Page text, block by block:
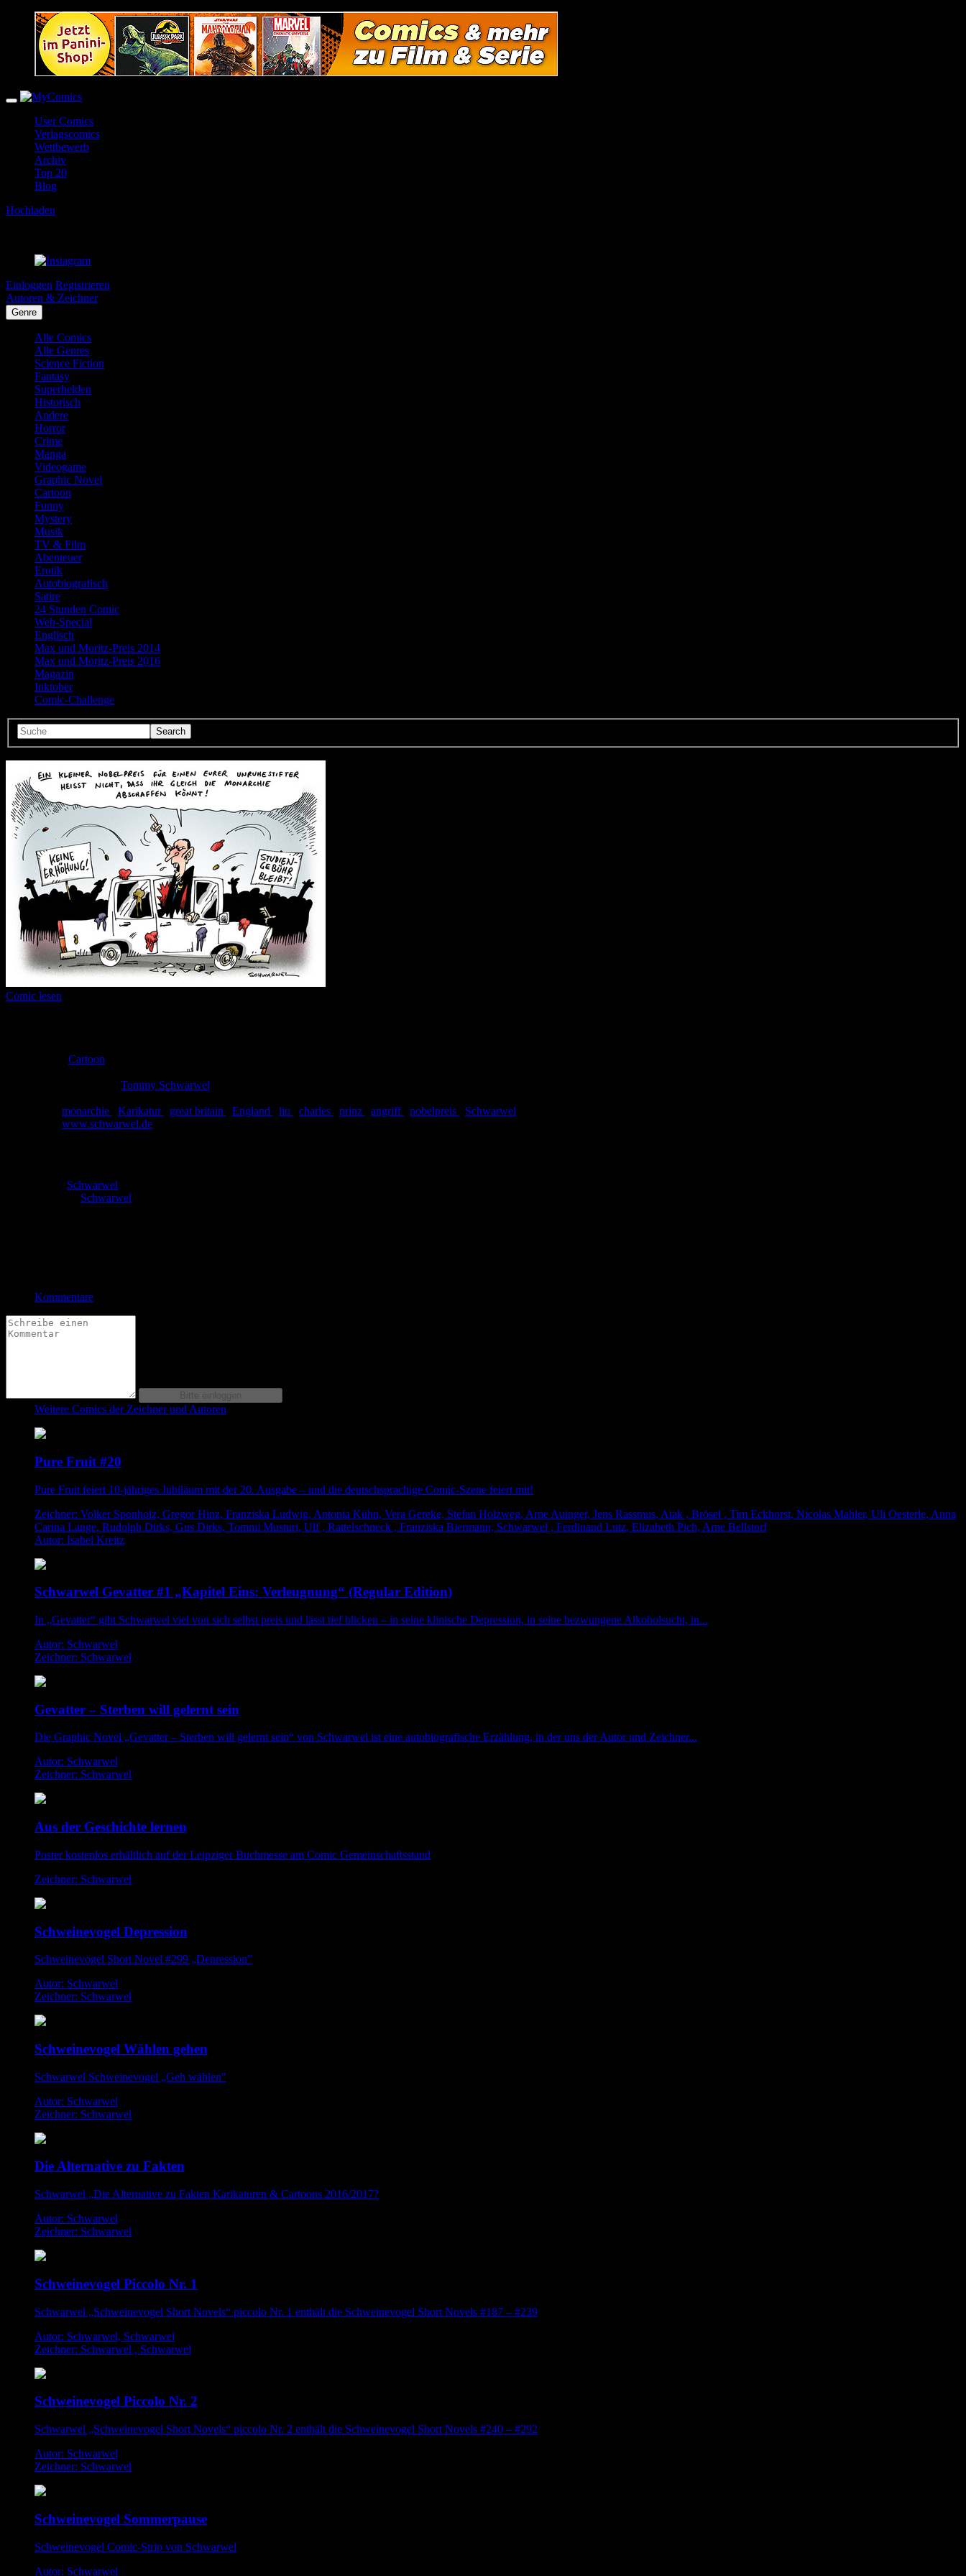
User Comics
Verlagscomics
Wettbewerb
Archiv
Top 20
Blog
Hochladen
Einloggen Registrieren
Autoren & Zeichner
Genre
Alle Comics
Alle Genres
Science Fiction
Fantasy
Superhelden
Historisch
Andere
Horror
Crime
Manga
Videogame
Graphic Novel
Cartoon
Funny
Mystery
Musik
TV & Film
Abenteuer
Erotik
Autobiografisch
Satire
24 Stunden Comic
Web-Special
Englisch
Max und Moritz-Preis 2014
Max und Moritz-Preis 2016
Magazin
Inktober
Comic-Challenge
Comic lesen
Cartoon
Tommy Schwarwel
monarchie Karikatur great britain England liu charles prinz angriff nobelpreis
Schwarwel
www.schwarwel.de
Schwarwel
Schwarwel
Kommentare
Weitere Comics der Zeichner und Autoren
Pure Fruit #20
Pure Fruit feiert 10-jähriges Jubiläum mit der 20. Ausgabe – und die deutschsprachige Comic-Szene feiert mit!
Zeichner: Volker Sponholz, Gregor Hinz, Franziska Ludwig, Antonia Kühn, Vera Gereke, Stefan Holzweg, Arne Auinger, Jens Rassmus, Atak , Brösel , Tim Eckhorst, Nicolas Mahler, Uli Oesterle, Anna
Carina Lange, Rudolph Dirks, Gus Dirks, Tommi Musturi, Ulf , Rattelschneck , Franziska Biermann, Schwarwel , Ferdinand Lutz, Elizabeth Pich, Arne Bellstorf
Autor: Isabel Kreitz
Schwarwel Gevatter #1 „Kapitel Eins: Verleugnung“ (Regular Edition)
In „Gevatter“ gibt Schwarwel viel von sich selbst preis und lässt tief blicken – in seine klinische Depression, in seine bezwungene Alkoholsucht, in...
Autor: Schwarwel
Zeichner: Schwarwel
Gevatter – Sterben will gelernt sein
Die Graphic Novel „Gevatter – Sterben will gelernt sein“ von Schwarwel ist eine autobiografische Erzählung, in der uns der Autor und Zeichner...
Autor: Schwarwel
Zeichner: Schwarwel
Aus der Geschichte lernen
Poster kostenlos erhältlich auf der Leipziger Buchmesse am Comic Gemeinschaftsstand
Zeichner: Schwarwel
Schweinevogel Depression
Schweinevogel Short Novel #299 „Depression”
Autor: Schwarwel
Zeichner: Schwarwel
Schweinevogel Wählen gehen
Schwarwel Schweinevogel „Geh wählen"
Autor: Schwarwel
Zeichner: Schwarwel
Die Alternative zu Fakten
Schwarwel „Die Alternative zu Fakten Karikaturen & Cartoons 2016/2017?
Autor: Schwarwel
Zeichner: Schwarwel
Schweinevogel Piccolo Nr. 1
Schwarwel „Schweinevogel Short Novels“ piccolo Nr. 1 enthält die Schweinevogel Short Novels #187 – #239
Autor: Schwarwel, Schwarwel
Zeichner: Schwarwel , Schwarwel
Schweinevogel Piccolo Nr. 2
Schwarwel „Schweinevogel Short Novels“ piccolo Nr. 2 enthält die Schweinevogel Short Novels #240 – #292
Autor: Schwarwel
Zeichner: Schwarwel
Schweinevogel Sommerpause
Schweinevogel Comic-Strip von Schwarwel
Autor: Schwarwel